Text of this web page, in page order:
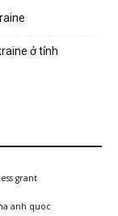
ở tỉnh
grant
anh quoc